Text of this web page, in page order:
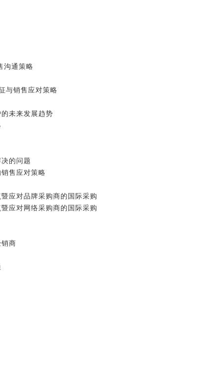
沟通策略
与销售应对策略
未来发展趋势
的问题
售应对策略
应对品牌采购商的国际采购
应对网络采购商的国际采购
商